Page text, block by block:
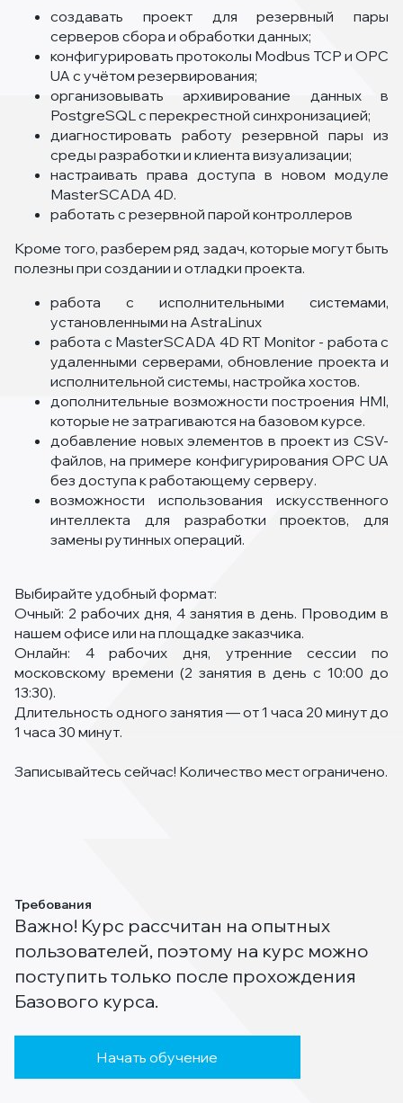
создавать проект для резервный пары
серверов сбора и обработки данных;
конфигурировать протоколы Modbus TCP и OPC
UA с учётом резервирования;
организовывать архивирование данных в
PostgreSQL с перекрестной синхронизацией;
диагностировать работу резервной пары из
среды разработки и клиента визуализации;
настраивать права доступа в новом модуле
MasterSCADA 4D.
работать с резервной парой контроллеров
Кроме того, разберем ряд задач, которые могут быть
полезны при создании и отладки проекта.
работа с исполнительными системами,
установленными на AstraLinux
работа с MasterSCADA 4D RT Monitor - работа с
удаленными серверами, обновление проекта и
исполнительной системы, настройка хостов.
дополнительные возможности построения HMI,
которые не затрагиваются на базовом курсе.
добавление новых элементов в проект из CSV-
файлов, на примере конфигурирования OPC UA
без доступа к работающему серверу.
возможности использования искусственного
интеллекта для разработки проектов, для
замены рутинных операций.
Выбирайте удобный формат:
Очный: 2 рабочих дня, 4 занятия в день. Проводим в
нашем офисе или на площадке заказчика.
Онлайн: 4 рабочих дня, утренние сессии по
московскому времени (2 занятия в день с 10:00 до
13:30).
Длительность одного занятия — от 1 часа 20 минут до
1 часа 30 минут.
Записывайтесь сейчас! Количество мест ограничено.
Требования
Важно! Курс рассчитан на опытных
пользователей, поэтому на курс можно
поступить только после прохождения
Базового курса.
Начать обучение